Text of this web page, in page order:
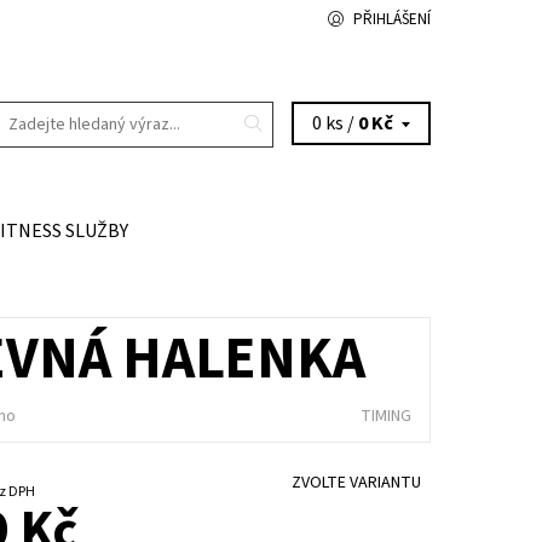
PŘIHLÁŠENÍ
0 ks /0 Kč
SLUŽBY
HALENKA
TIMING
bez DPH ZVOLTE VARIANTU